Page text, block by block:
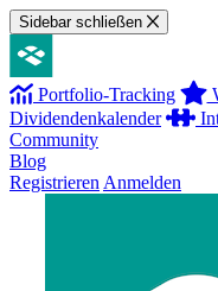
Sidebar schließen
Portfolio-Tracking
Dividendenkalender
Community
Blog
Registrieren Anmelden